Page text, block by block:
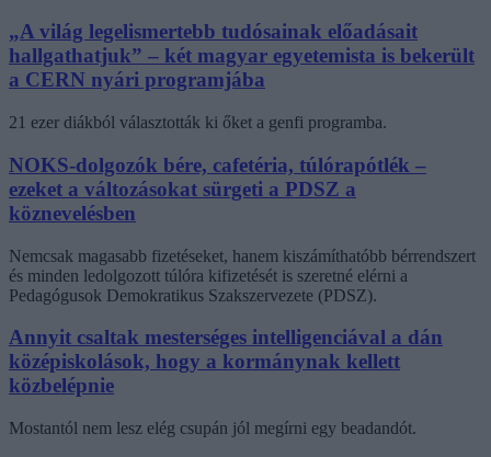
„A világ legelismertebb tudósainak előadásait
hallgathatjuk” – két magyar egyetemista is bekerült
a CERN nyári programjába
21 ezer diákból választották ki őket a genfi programba.
NOKS-dolgozók bére, cafetéria, túlórapótlék –
ezeket a változásokat sürgeti a PDSZ a
köznevelésben
Nemcsak magasabb fizetéseket, hanem kiszámíthatóbb bérrendszert
és minden ledolgozott túlóra kifizetését is szeretné elérni a
Pedagógusok Demokratikus Szakszervezete (PDSZ).
Annyit csaltak mesterséges intelligenciával a dán
középiskolások, hogy a kormánynak kellett
közbelépnie
Mostantól nem lesz elég csupán jól megírni egy beadandót.